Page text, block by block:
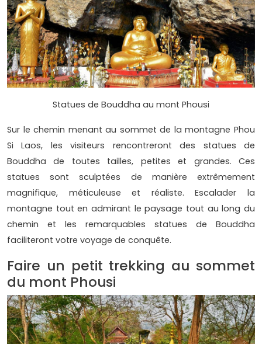
Statues de Bouddha au mont Phousi
Sur le chemin menant au sommet de la montagne Phou
Si Laos, les visiteurs rencontreront des statues de
Bouddha de toutes tailles, petites et grandes. Ces
statues sont sculptées de manière extrêmement
magnifique, méticuleuse et réaliste. Escalader la
montagne tout en admirant le paysage tout au long du
chemin et les remarquables statues de Bouddha
faciliteront votre voyage de conquête.
Faire un petit trekking au sommet
du mont Phousi